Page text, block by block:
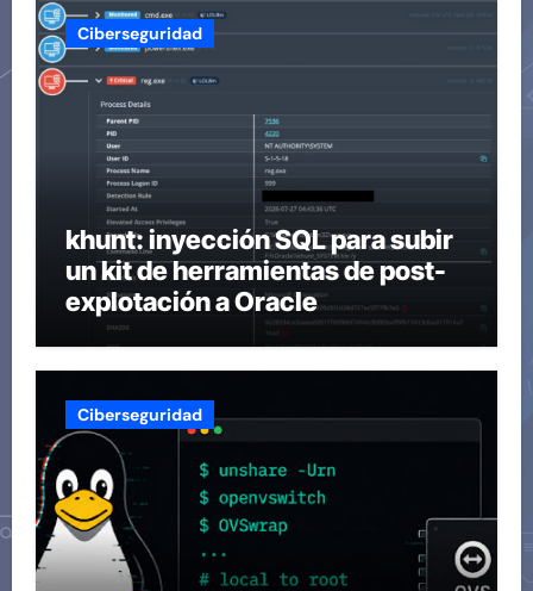
Ciberseguridad
khunt: inyección SQL para subir
un kit de herramientas de post-
explotación a Oracle
Ciberseguridad